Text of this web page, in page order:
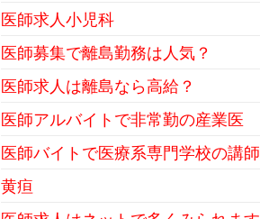
医師求人小児科
医師募集で離島勤務は人気？
医師求人は離島なら高給？
医師アルバイトで非常勤の産業医
医師バイトで医療系専門学校の講師
黄疸